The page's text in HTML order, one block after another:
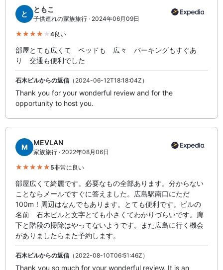
と
ともこ
子供連れの家族旅行 · 2024年06月09日
4良い
部屋とても広くて ベッドも 広々 パーキングもすぐあ
り 交通も便利でした
石木ビルからの返信（2024-06-12T18:18:04Z）
Thank you for your wonderful review and for the
opportunity to host you.
M
MEVLAN
家族旅行 · 2022年08月06日
5非常に良い
部屋広くて綺麗です。必要なもの全部あります。分からない
ことならメールですぐに答えました。広島駅南口にただ
100m！周辺はなんでもあります。とても便利です。ビルの
名前 石木ビルと文字とても小さくてわかりづらいです。廊
下と階段の掃除はやってないようです。また広島に行く機会
がありましたらまた予約します。
石木ビルからの返信（2022-08-10T06:51:46Z）
Thank you so much for your wonderful review. It is an